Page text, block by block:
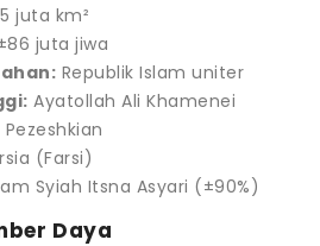
juta km²
juta jiwa
Republik Islam uniter
Ayatollah Ali Khamenei
(Farsi)
Syiah Itsna Asyari (±90%)
Daya